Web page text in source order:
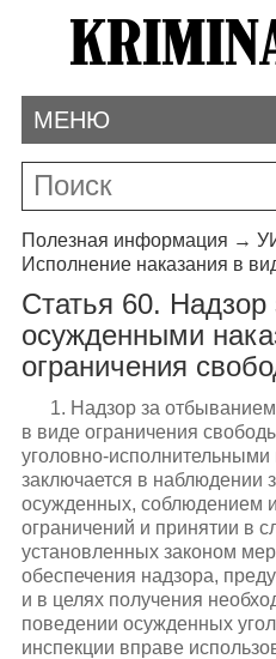
МЕНЮ
Полезная информация →
Исполнение наказания в
Статья 60.
осужденными
ограничения
1. Надзор за
в виде ограничения
уголовно-исполнительными
заключается в наблюдении
осужденных, соблюдением
ограничений и принятии в
установленных законом
обеспечения надзора,
и в целях получения
поведении осужденных
инспекции вправе